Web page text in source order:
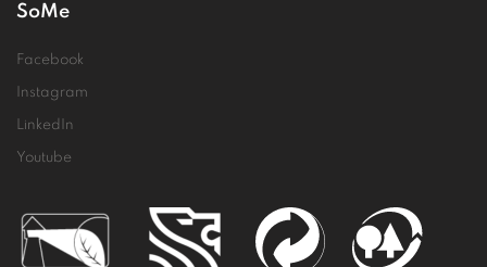
SoMe
Facebook
Instagram
LinkedIn
Youtube